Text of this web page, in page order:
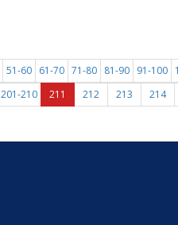
51-60 61-70 71-80 81-90 91-100
201-210 211 212 213 214